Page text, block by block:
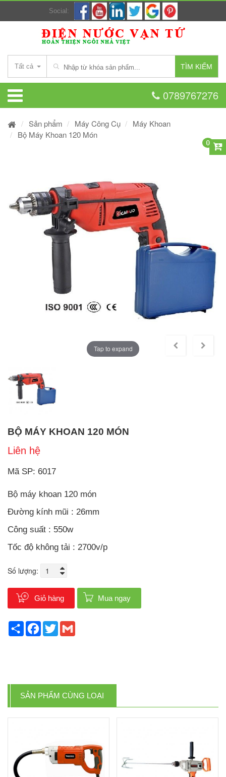
Social:
TÌM KIẾM
Tất cả
0
0789767276
Sản phẩm Máy Công Cụ
Máy Khoan
Bộ Máy Khoan 120 Món
Tap to expand
BỘ MÁY KHOAN 120 MÓN
Liên hệ
Mã SP: 6017
Bộ máy khoan 120 món
Đường kính mũi : 26mm
Công suất : 550w
Tốc độ không tải : 2700v/p
Số lượng:
Giỏ hàng Mua ngay
ShareFacebook
Twitter
SẢN PHẨM CÙNG LOẠI